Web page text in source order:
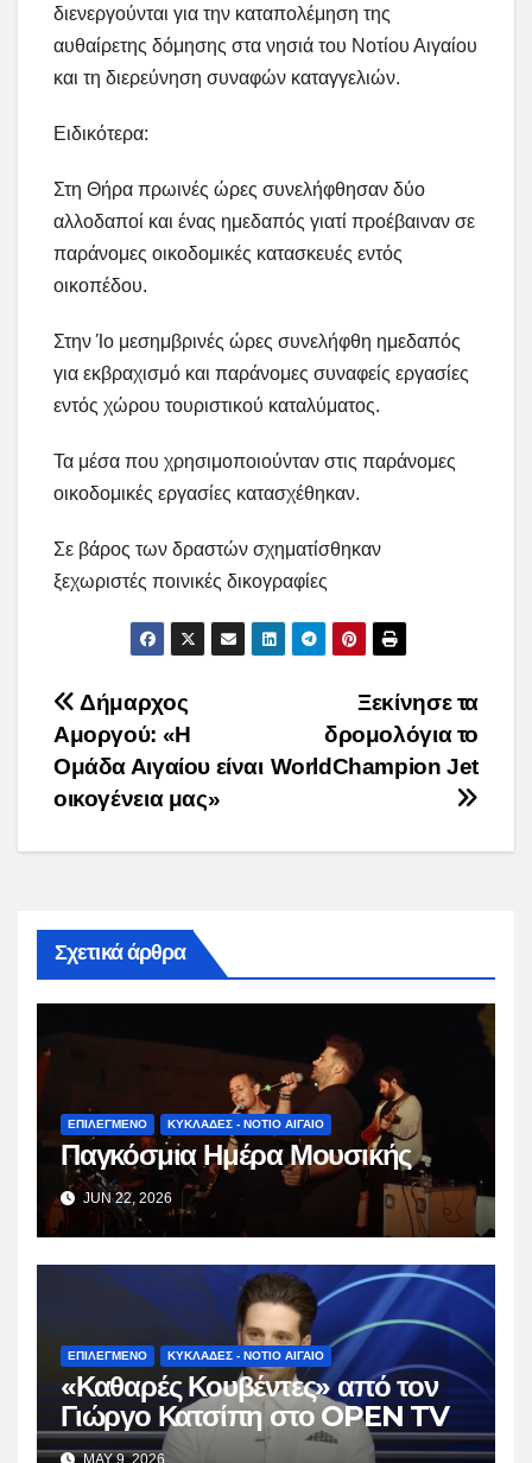
διενεργούνται για την καταπολέμηση της
αυθαίρετης δόμησης στα νησιά του Νοτίου Αιγαίου
και τη διερεύνηση συναφών καταγγελιών.
Ειδικότερα:
Στη Θήρα πρωινές ώρες συνελήφθησαν δύο
αλλοδαποί και ένας ημεδαπός γιατί προέβαιναν σε
παράνομες οικοδομικές κατασκευές εντός
οικοπέδου.
Στην Ίο μεσημβρινές ώρες συνελήφθη ημεδαπός
για εκβραχισμό και παράνομες συναφείς εργασίες
εντός χώρου τουριστικού καταλύματος.
Τα μέσα που χρησιμοποιούνταν στις παράνομες
οικοδομικές εργασίες κατασχέθηκαν.
Σε βάρος των δραστών σχηματίσθηκαν
ξεχωριστές ποινικές δικογραφίες
Post
navigation
Ξεκίνησε τα
δρομολόγια το
WorldChampion Jet
Δήμαρχος
Αμοργού: «Η
Ομάδα Αιγαίου είναι
οικογένεια μας»
Σχετικά άρθρα
ΕΠΙΛΕΓΜΕΝΟ ΚΥΚΛΑΔΕΣ - ΝΟΤΙΟ ΑΙΓΑΙΟ
Παγκόσμια Ημέρα Μουσικής
JUN 22, 2026
ΕΠΙΛΕΓΜΕΝΟ ΚΥΚΛΑΔΕΣ - ΝΟΤΙΟ ΑΙΓΑΙΟ
«Καθαρές Κουβέντες» από τον
Γιώργο Κατσίπη στο OPEN TV